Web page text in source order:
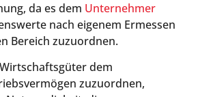
da es dem Unternehmer
nach eigenem Ermessen
Bereich zuzuordnen.
dem
zuzuordnen,